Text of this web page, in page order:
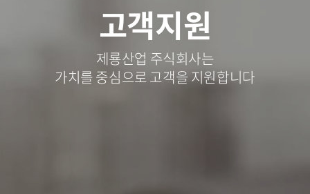
고객지원
제룡산업 주식회사는
가치를 중심으로 고객을 지원합니다